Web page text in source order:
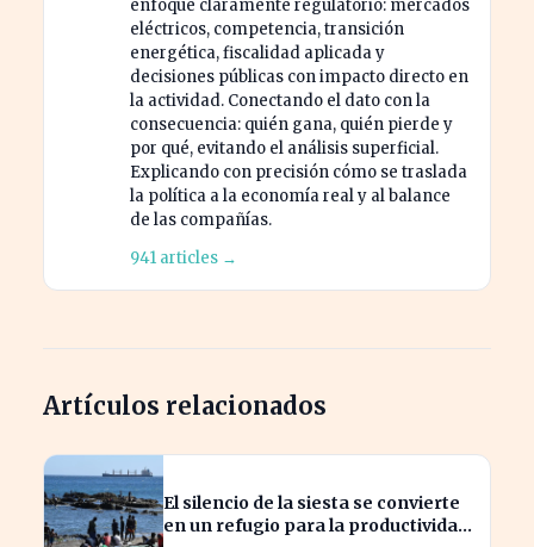
enfoque claramente regulatorio: mercados
eléctricos, competencia, transición
energética, fiscalidad aplicada y
decisiones públicas con impacto directo en
la actividad. Conectando el dato con la
consecuencia: quién gana, quién pierde y
por qué, evitando el análisis superficial.
Explicando con precisión cómo se traslada
la política a la economía real y al balance
de las compañías.
941 articles →
Artículos relacionados
El silencio de la siesta se convierte
en un refugio para la productividad